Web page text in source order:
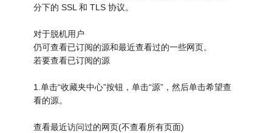
分下的 SSL 和 TLS 协议。
对于脱机用户
仍可查看已订阅的源和最近查看过的一些网页。
若要查看已订阅的源
1.单击“收藏夹中心”按钮，单击“源”，然后单击希望查
看的源。
查看最近访问过的网页(不查看所有页面)